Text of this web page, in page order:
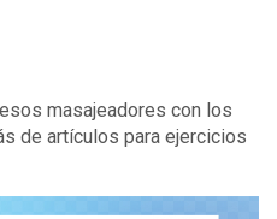
masajeadores con los
de artículos para ejercicios